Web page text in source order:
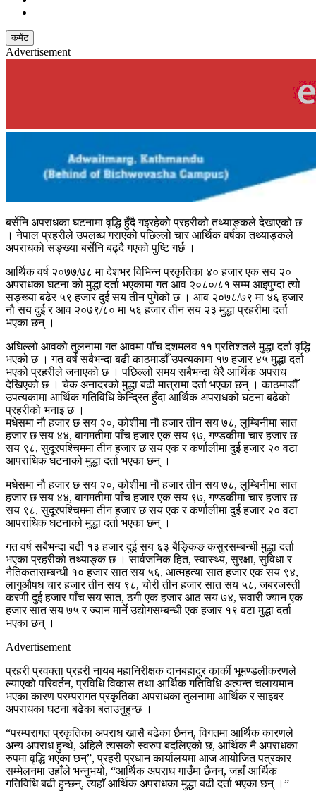
कमेंट
Advertisement
बर्सेनि अपराधका घटनामा वृद्धि हुँदै गइरहेको प्रहरीको तथ्याङ्कले देखाएको छ
। नेपाल प्रहरीले उपलब्ध गराएको पछिल्लो चार आर्थिक वर्षका तथ्याङ्कले
अपराधको सङ्ख्या बर्सेनि बढ्दै गएको पुष्टि गर्छ ।
आर्थिक वर्ष २०७७/७८ मा देशभर विभिन्न प्रकृतिका ४० हजार एक सय २०
अपराधका घटना को मुद्धा दर्ता भएकामा गत आव २०८०/८१ सम्म आइपुग्दा त्यो
सङ्ख्या बढेर ५९ हजार दुई सय तीन पुगेको छ । आव २०७८/७९ मा ४६ हजार
नौ सय दुई र आव २०७९/८० मा ५६ हजार तीन सय २३ मुद्धा प्रहरीमा दर्ता
भएका छन् ।
अघिल्लो आवको तुलनामा गत आवमा पाँच दशमलव ११ प्रतिशतले मुद्धा दर्ता वृद्धि
भएको छ । गत वर्ष सबैभन्दा बढी काठमाडौँ उपत्यकामा १७ हजार ४५ मुद्धा दर्ता
भएको प्रहरीले जनाएको छ । पछिल्लो समय सबैभन्दा धेरै आर्थिक अपराध
देखिएको छ । चेक अनादरको मुद्धा बढी मात्रामा दर्ता भएका छन् । काठमाडौँ
उपत्यकामा आर्थिक गतिविधि केन्द्रित हुँदा आर्थिक अपराधको घटना बढेको
प्रहरीको भनाइ छ ।
मधेसमा नौ हजार छ सय २०, कोशीमा नौ हजार तीन सय ७८, लुम्बिनीमा सात
हजार छ सय ४४, बागमतीमा पाँच हजार एक सय ९७, गण्डकीमा चार हजार छ
सय ९८, सुदूरपश्चिममा तीन हजार छ सय एक र कर्णालीमा दुई हजार २० वटा
आपराधिक घटनाको मुद्धा दर्ता भएका छन् ।
मधेसमा नौ हजार छ सय २०, कोशीमा नौ हजार तीन सय ७८, लुम्बिनीमा सात
हजार छ सय ४४, बागमतीमा पाँच हजार एक सय ९७, गण्डकीमा चार हजार छ
सय ९८, सुदूरपश्चिममा तीन हजार छ सय एक र कर्णालीमा दुई हजार २० वटा
आपराधिक घटनाको मुद्धा दर्ता भएका छन् ।
गत वर्ष सबैभन्दा बढी १३ हजार दुई सय ६३ बैङ्किङ कसुरसम्बन्धी मुद्धा दर्ता
भएका प्रहरीको तथ्याङ्क छ । सार्वजनिक हित, स्वास्थ्य, सुरक्षा, सुविधा र
नैतिकतासम्बन्धी १० हजार सात सय ५६, आत्महत्या सात हजार एक सय ९४,
लागुऔषध चार हजार तीन सय ९८, चोरी तीन हजार सात सय ५८, जबरजस्ती
करणी दुई हजार पाँच सय सात, ठगी एक हजार आठ सय ७४, सवारी ज्यान एक
हजार सात सय ७५ र ज्यान मार्ने उद्योगसम्बन्धी एक हजार १९ वटा मुद्धा दर्ता
भएका छन् ।
Advertisement
प्रहरी प्रवक्ता प्रहरी नायब महानिरीक्षक दानबहादुर कार्की भूमण्डलीकरणले
ल्याएको परिवर्तन, प्रविधि विकास तथा आर्थिक गतिविधि अत्यन्त चलायमान
भएका कारण परम्परागत प्रकृतिका अपराधका तुलनामा आर्थिक र साइबर
अपराधका घटना बढेका बताउनुहुन्छ ।
“परम्परागत प्रकृतिका अपराध खासै बढेका छैनन्, विगतमा आर्थिक कारणले
अन्य अपराध हुन्थे, अहिले त्यसको स्वरुप बदलिएको छ, आर्थिक नै अपराधका
रुपमा वृद्धि भएका छन्”, प्रहरी प्रधान कार्यालयमा आज आयोजित पत्रकार
सम्मेलनमा उहाँले भन्नुभयो, “आर्थिक अपराध गाउँमा छैनन्, जहाँ आर्थिक
गतिविधि बढी हुन्छन्, त्यहाँ आर्थिक अपराधका मुद्धा बढी दर्ता भएका छन् ।”